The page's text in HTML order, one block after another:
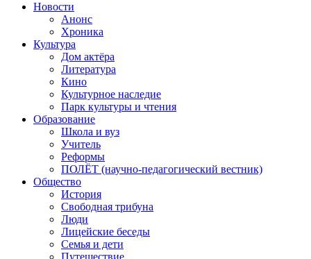
Новости
Анонс
Хроника
Культура
Дом актёра
Литература
Кино
Культурное наследие
Парк культуры и чтения
Образование
Школа и вуз
Учитель
Реформы
ПОЛЁТ (научно-педагогический вестник)
Общество
История
Свободная трибуна
Люди
Лицейские беседы
Семья и дети